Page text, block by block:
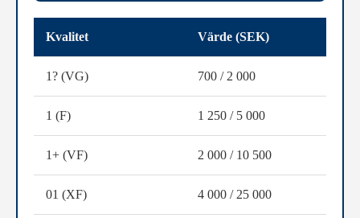
Kvalitet Värde (SEK)
1? (VG) 700 / 2 000
1 (F) 1 250 / 5 000
1+ (VF) 2 000 / 10 500
01 (XF) 4 000 / 25 000